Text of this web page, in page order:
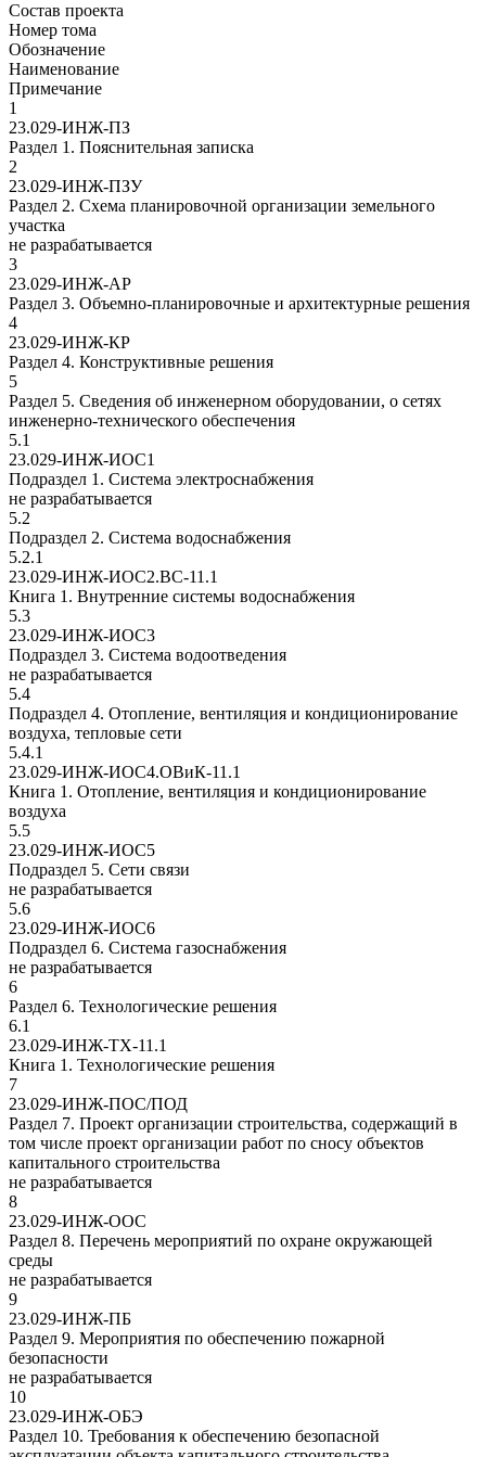
Состав проекта
Номер тома
Обозначение
Наименование
Примечание
1
23.029-ИНЖ-ПЗ
Раздел 1. Пояснительная записка
2
23.029-ИНЖ-ПЗУ
Раздел 2. Схема планировочной организации земельного
участка
не разрабатывается
3
23.029-ИНЖ-АР
Раздел 3. Объемно-планировочные и архитектурные решения
4
23.029-ИНЖ-КР
Раздел 4. Конструктивные решения
5
Раздел 5. Сведения об инженерном оборудовании, о сетях
инженерно-технического обеспечения
5.1
23.029-ИНЖ-ИОС1
Подраздел 1. Система электроснабжения
не разрабатывается
5.2
Подраздел 2. Система водоснабжения
5.2.1
23.029-ИНЖ-ИОС2.ВС-11.1
Книга 1. Внутренние системы водоснабжения
5.3
23.029-ИНЖ-ИОС3
Подраздел 3. Система водоотведения
не разрабатывается
5.4
Подраздел 4. Отопление, вентиляция и кондиционирование
воздуха, тепловые сети
5.4.1
23.029-ИНЖ-ИОС4.ОВиК-11.1
Книга 1. Отопление, вентиляция и кондиционирование
воздуха
5.5
23.029-ИНЖ-ИОС5
Подраздел 5. Сети связи
не разрабатывается
5.6
23.029-ИНЖ-ИОС6
Подраздел 6. Система газоснабжения
не разрабатывается
6
Раздел 6. Технологические решения
6.1
23.029-ИНЖ-ТХ-11.1
Книга 1. Технологические решения
7
23.029-ИНЖ-ПОС/ПОД
Раздел 7. Проект организации строительства, содержащий в
том числе проект организации работ по сносу объектов
капитального строительства
не разрабатывается
8
23.029-ИНЖ-ООС
Раздел 8. Перечень мероприятий по охране окружающей
среды
не разрабатывается
9
23.029-ИНЖ-ПБ
Раздел 9. Мероприятия по обеспечению пожарной
безопасности
не разрабатывается
10
23.029-ИНЖ-ОБЭ
Раздел 10. Требования к обеспечению безопасной